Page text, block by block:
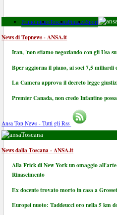
Primo pianoToscanaFinanzaSport
News di Topnews - ANSA.it
Iran, 'non stiamo negoziando con gli Usa
Bper aggiorna il piano, ai soci 7,5 miliardi
La Camera approva il decreto legge
Premier Canada, non credo Infantino
Ansa Top News - Tutti gli Rss
Toscana
News dalla Toscana - ANSA.it
Alla Frick di New York un omaggio all'arte
Rinascimento
Ex docente trovato morto in casa a
Europei nuoto: Taddeucci oro nella 5 km